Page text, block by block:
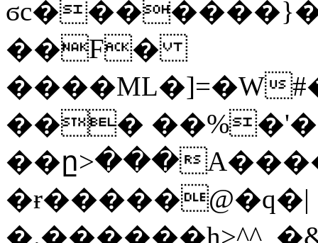
��F�
����ML�]=�W
���
��ը>���
�ɍ�����@�q�|